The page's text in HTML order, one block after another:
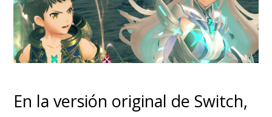
En la versión original de Switch,